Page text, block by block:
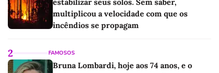
multiplicou a velocidade com que os
incêndios se propagam
2 FAMOSOS
Bruna Lombardi, hoje aos 74 anos, e o